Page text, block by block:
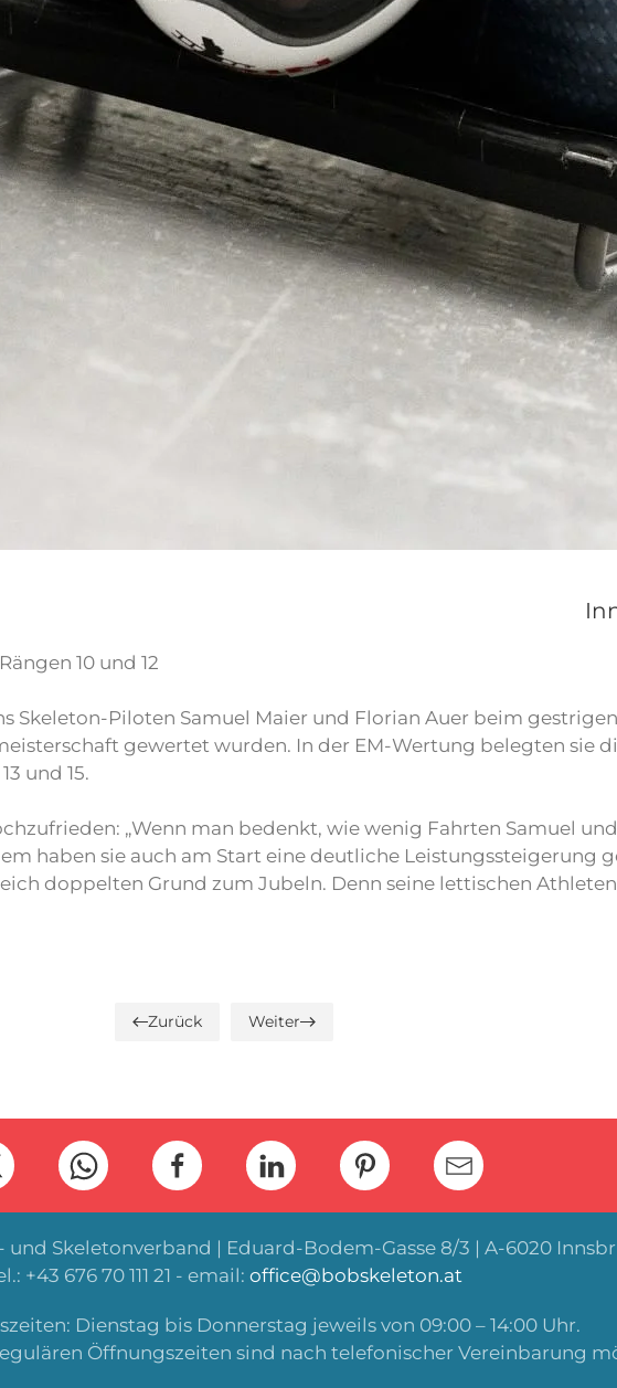
10 und 12
Skeleton-Piloten Samuel Maier und Florian Auer beim
gewertet wurden. In der EM-Wertung belegten sie
und 15.
„Wenn man bedenkt, wie wenig Fahrten Samuel
haben sie auch am Start eine deutliche Leistungssteigerung
doppelten Grund zum Jubeln. Denn seine lettischen
Zurück Weiter
und Skeletonverband | Eduard-Bodem-Gasse 8/3 | A-6020
+43 676 70 111 21 - email: office@bobskeleton.at
Dienstag bis Donnerstag jeweils von 09:00 – 14:00 Uhr.
Öffnungszeiten sind nach telefonischer Vereinbarung